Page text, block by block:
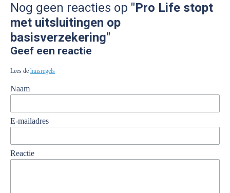
Nog geen reacties op "Pro Life stopt
met uitsluitingen op
basisverzekering"
Geef een reactie
Lees de huisregels
Naam
E-mailadres
Reactie